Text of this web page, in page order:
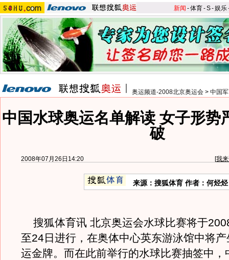
新闻 -体育-S-娱乐
奥运频道-2008北京奥运会 > 中国
中国水球奥运名单解读 女子形势
破
2008年07月26日14:20 [我
来源：搜狐体育 作者：何烃烃
搜狐体育讯 北京奥运会水球比赛将于
至24日进行，在奥体中心英东游泳馆中将
运金牌。而在此前举行的水球比赛抽签中，